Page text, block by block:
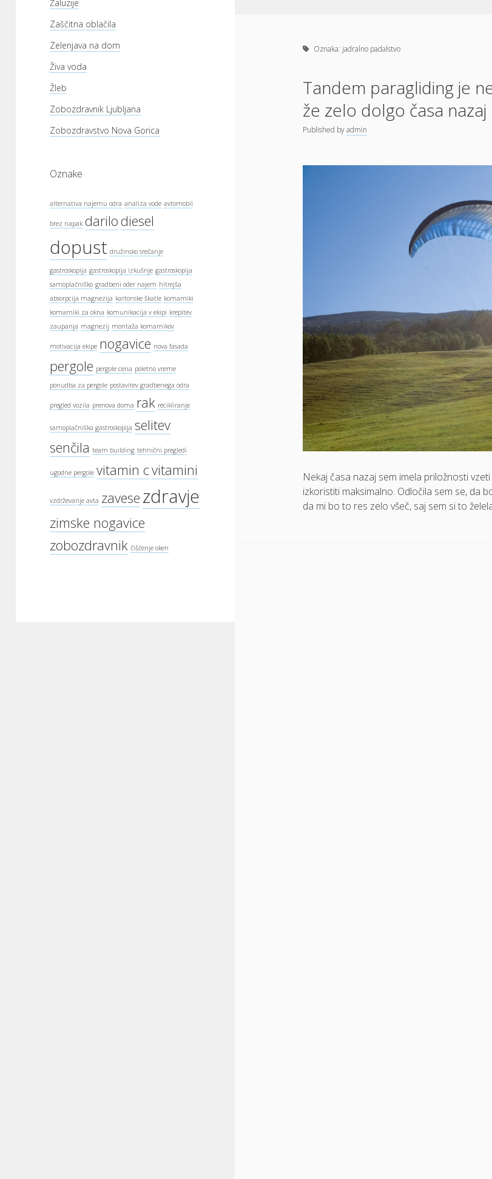
Žaluzije
Zaščitna oblačila
Zelenjava na dom
Živa voda
Žleb
Zobozdravnik Ljubljana
Zobozdravstvo Nova Gorica
Oznake
alternativa najemu odra analiza vode avtomobil
brez napak darilodiesel
dopust družinsko srečanje
gastroskopija gastroskopija izkušnje gastroskopija
samoplačniško gradbeni oder najem hitrejša
absorpcija magnezija kartonske škatle komarniki
komarniki za okna komunikacija v ekipi krepitev
zaupanja magnezij montaža komarnikov
motivacija ekipe nogavice nova fasada
pergole pergole cena poletno vreme
ponudba za pergole postavitev gradbenega odra
pregled vozila prenova doma rak recikliranje
samoplačniška gastroskopija selitev
senčila team building tehnični pregledi
ugodne pergole vitamin cvitamini
vzdrževanje avta zavese zdravje
zimske nogavice
zobozdravnik čiščenje oken
Oznaka: jadralno padalstvo
Tandem paragliding je
že zelo dolgo časa nazaj
Published byadmin
Nekaj časa nazaj sem imela priložnosti
izkoristiti maksimalno. Odločila sem se, da
da mi bo to res zelo všeč, saj sem si to